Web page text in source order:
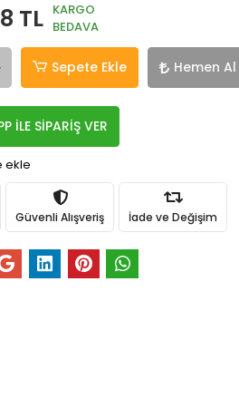
TL KARGO
BEDAVA
Sepete Ekle Hemen Al
İLE SİPARİŞ VER
ekle
Güvenli Alışveriş İade ve Değişim